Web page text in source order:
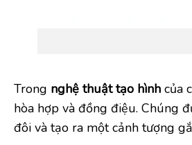
Trong nghệ thuật tạo hình của
hòa hợp và đồng điệu. Chúng
đôi và tạo ra một cảnh tượng